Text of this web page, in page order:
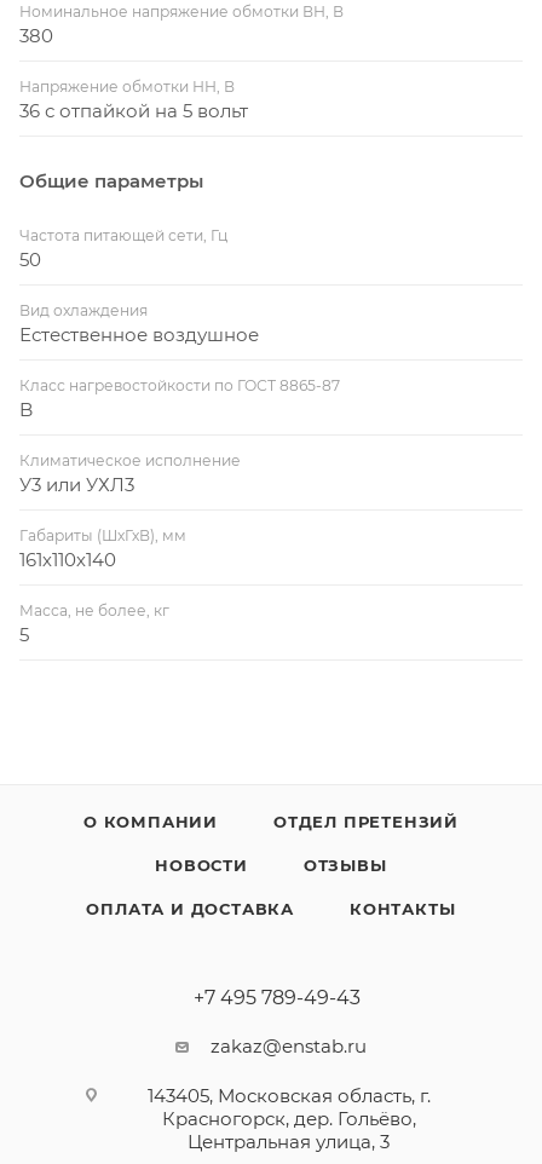
Номинальное напряжение обмотки ВН, В
380
Напряжение обмотки НН, В
36 с отпайкой на 5 вольт
Общие параметры
Частота питающей сети, Гц
50
Вид охлаждения
Естественное воздушное
Класс нагревостойкости по ГОСТ 8865-87
B
Климатическое исполнение
У3 или УХЛ3
Габариты (ШхГхВ), мм
161х110х140
Масса, не более, кг
5
О КОМПАНИИ ОТДЕЛ ПРЕТЕНЗИЙ
НОВОСТИ ОТЗЫВЫ
ОПЛАТА И ДОСТАВКА КОНТАКТЫ
+7 495 789-49-43
zakaz@enstab.ru
143405, Московская область, г.
Красногорск, дер. Гольёво,
Центральная улица, 3